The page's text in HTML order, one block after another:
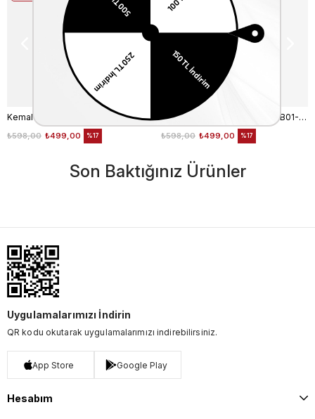
Kemal Tanca Erkek Siyah Patik Çorap
₺499,00
₺598,00 %17
Kemal Tanca Erkek Çorap ERB01-KT
₺499,00
₺598,00 %17
Son Baktığınız Ürünler
Uygulamalarımızı İndirin
QR kodu okutarak uygulamalarımızı indirebilirsiniz.
App Store Google Play
Hesabım